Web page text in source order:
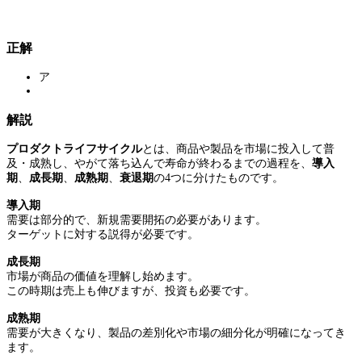
正解
ア
解説
プロダクトライフサイクルとは、商品や製品を市場に投入して普
及・成熟し、やがて落ち込んで寿命が終わるまでの過程を、 導入
期 、 成長期 、 成熟期 、 衰退期の4つに分けたものです。
導入期
需要は部分的で、新規需要開拓の必要があります。
ターゲットに対する説得が必要です。
成長期
市場が商品の価値を理解し始めます。
この時期は売上も伸びますが、投資も必要です。
成熟期
需要が大きくなり、製品の差別化や市場の細分化が明確になってき
ます。